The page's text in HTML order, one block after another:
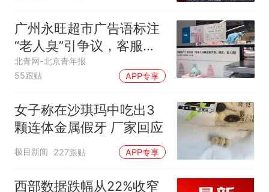
广州永旺超市广告语标注
“老人臭”引争议，客服回
应
北青网-北京青年报
55跟贴
APP专享
女子称在沙琪玛中吃出3
颗连体金属假牙 厂家回应
极目新闻 227跟贴 APP专享
西部数据跌幅从22%收窄